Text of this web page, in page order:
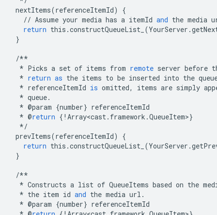
nextItems(referenceItemId)
{
// Assume your media has a itemId and the media
return this .constructQueueList_ (YourServer .
}
/**
* Picks a set of items from remote server before
* return as the items to be inserted into the
* referenceItemId is omitted, items are simply
* queue.
* @param {number} referenceItemId
* @return { ! Array<cast. framework .QueueItem>}
*/
prevItems(referenceItemId)
{
return this .constructQueueList_ (YourServer .
}
/**
* Constructs a list of QueueItems based on the
* the item id and the media url .
* @param {number} referenceItemId